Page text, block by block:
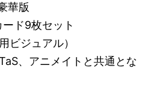
華版
ド9枚セット
ビジュアル）
、アニメイトと共通とな